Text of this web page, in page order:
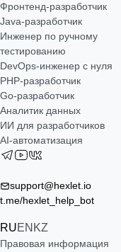
Фронтенд-разработчик
Java-разработчик
Инженер по ручному
тестированию
DevOps-инженер с нуля
РНР-разработчик
Go-разработчик
Аналитик данных
ИИ для разработчиков
AI-автоматизация
support@hexlet.io
t.me/hexlet_help_bot
RUEN KZ
Правовая информация